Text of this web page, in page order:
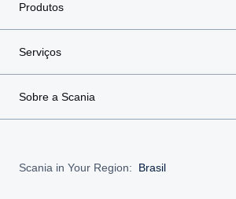
Produtos
Serviços
Sobre a Scania
Scania in Your Region: Brasil